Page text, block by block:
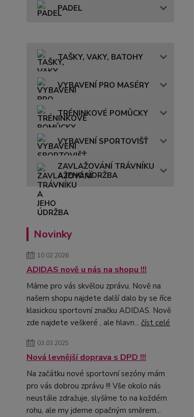
PADEL
TAŠKY, VAKY, BATOHY
VYBAVENÍ PRO MASÉRY
TRÉNINKOVÉ POMŮCKY
VYBAVENÍ SPORTOVIŠŤ
ZAVLAŽOVÁNÍ TRÁVNÍKU
A JEHO ÚDRŽBA
Novinky
10.02.2026
ADIDAS nově u nás na shopu !!!
Máme pro vás skvělou zprávu. Nově na
našem shopu najdete další dalo by se říce
klasickou sportovní značku ADIDAS. Nově
zde najdete veškeré , ale hlavn... číst celé
03.03.2025
Nová levnější doprava s DPD !!!
Na začátku nové sportovní sezóny mám
pro vás dobrou zprávu !!! Vše okolo nás
neustále zdražuje, slyšíme to na koždém
rohu, ale my jdeme opačným směrem...